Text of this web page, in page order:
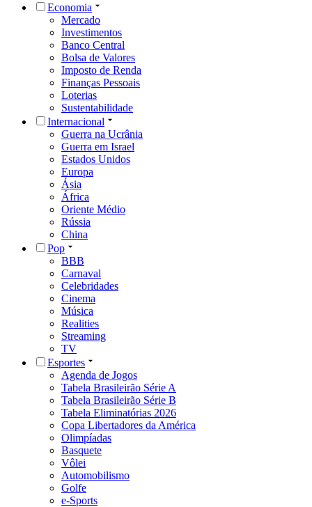
Economia
Mercado
Investimentos
Banco Central
Bolsa de Valores
Imposto de Renda
Finanças Pessoais
Loterias
Sustentabilidade
Internacional
Guerra na Ucrânia
Guerra em Israel
Estados Unidos
Europa
Ásia
África
Oriente Médio
Rússia
China
Pop
BBB
Carnaval
Celebridades
Cinema
Música
Realities
Streaming
TV
Esportes
Agenda de Jogos
Tabela Brasileirão Série A
Tabela Brasileirão Série B
Tabela Eliminatórias 2026
Copa Libertadores da América
Olimpíadas
Basquete
Vôlei
Automobilismo
Golfe
e-Sports